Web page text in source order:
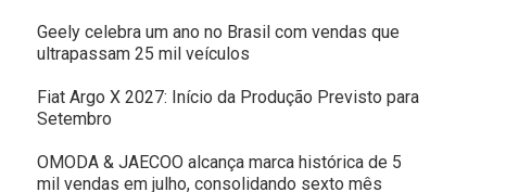
Geely celebra um ano no Brasil com vendas que
ultrapassam 25 mil veículos
Fiat Argo X 2027: Início da Produção Previsto para
Setembro
OMODA & JAECOO alcança marca histórica de 5
mil vendas em julho, consolidando sexto mês